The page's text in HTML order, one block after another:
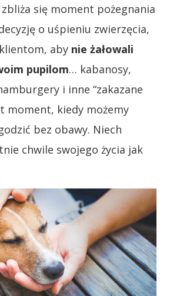
zbliża się moment pożegnania
o uśpieniu zwierzęcia,
aby nie żałowali
pupilom… kabanosy,
i inne “zakazane
moment, kiedy możemy
bez obawy. Niech
chwile swojego życia jak